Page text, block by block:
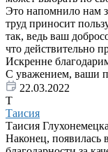
Это напомнило нам
труд приносит
так, ведь ваш
что действительно
Искренне
С уважением, ваши
22.03.2022
Т
Таисия
Таисия
Наконец, появилась